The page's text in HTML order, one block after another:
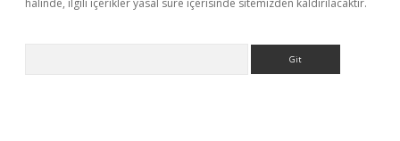
halinde, ilgili içerikler yasal süre içerisinde sitemizden kaldırılacaktır.